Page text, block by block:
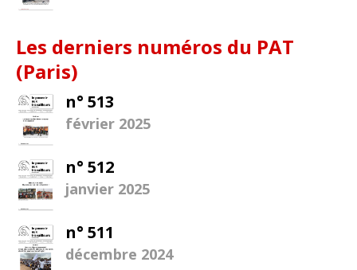
Les derniers numéros du PAT
(Paris)
n° 513
février 2025
n° 512
janvier 2025
n° 511
décembre 2024